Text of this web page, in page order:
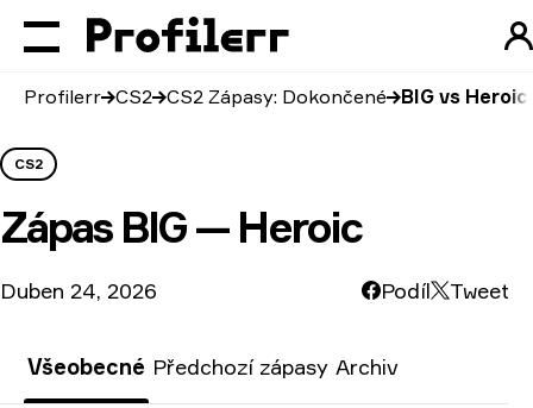
Profilerr CS2 CS2 Zápasy: Dokončené BIG vs Heroic
CS2
Zápas BIG — Heroic
Duben 24, 2026 Podíl Tweet
Všeobecné Předchozí zápasy Archiv